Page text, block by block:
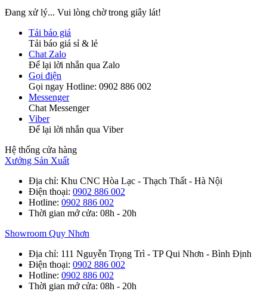
Đang xử lý... Vui lòng chờ trong giây lát!
Tải báo giá
Tải báo giá sỉ & lẻ
Chat Zalo
Để lại lời nhắn qua Zalo
Gọi điện
Gọi ngay Hotline: 0902 886 002
Messenger
Chat Messenger
Viber
Để lại lời nhắn qua Viber
Hệ thống cửa hàng
Xưởng Sản Xuất
Địa chỉ: Khu CNC Hòa Lạc - Thạch Thất - Hà Nội
Điện thoại: 0902 886 002
Hotline: 0902 886 002
Thời gian mở cửa: 08h - 20h
Showroom Quy Nhơn
Địa chỉ: 111 Nguyễn Trọng Trì - TP Qui Nhơn - Bình Định
Điện thoại: 0902 886 002
Hotline: 0902 886 002
Thời gian mở cửa: 08h - 20h